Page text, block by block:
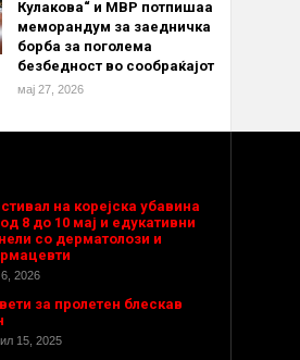
Кулакова“ и МВР потпишаа
меморандум за заедничка
борба за поголема
безбедност во сообраќајот
мај 27, 2026
на корејска убавина
8 до 10 мај и едукативни
со дерматолози и
6, 2026
за пролетен блескав
15, 2025